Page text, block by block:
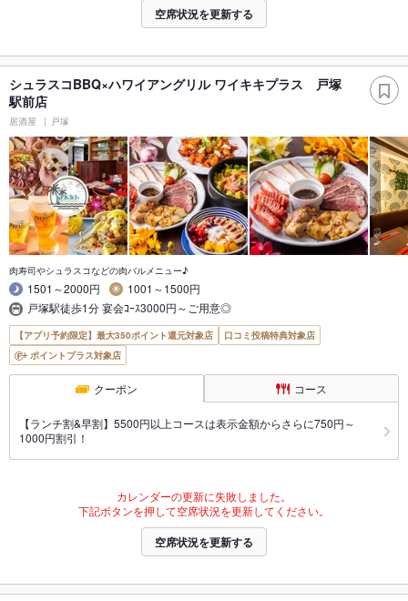
空席状況を更新する
シュラスコBBQ×ハワイアングリル ワイキキプラス 戸塚
駅前店
居酒屋 戸塚
肉寿司やシュラスコなどの肉バルメニュー♪
1501～2000円
1001～1500円
戸塚駅徒歩1分 宴会ｺｰｽ3000円～ご用意◎
【アプリ予約限定】最大350ポイント還元対象店
口コミ投稿特典対象店
ポイントプラス対象店
クーポン コース
【ランチ割&早割】5500円以上コースは表示金額からさらに750円～
1000円割引！
カレンダーの更新に失敗しました。
下記ボタンを押して空席状況を更新してください。
空席状況を更新する